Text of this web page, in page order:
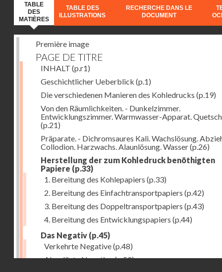
TABLE
DES
MATIÈRES
TABLE DES
ILLUSTRATIONS
RECHERCHE DANS LE
DOCUMENT
Première image
PAGE DE TITRE
INHALT (p.r1)
Geschichtlicher Ueberblick (p.1)
Die verschiedenen Manieren des Kohledrucks (p.19)
Von den Räumlichkeiten. - Dunkelzimmer.
Entwicklungszimmer. Warmwasser-Apparat.
(p.21)
Präparate. - Dichromsaures Kali. Wachslösung.
Collodion. Harzwachs. Alaunlösung. Wasser(p.26)
Herstellung der zum Kohledruck benöthigten
Papiere (p.33)
1. Bereitung des Kohlepapiers (p.33)
2. Bereitung des Einfachtransportpapiers (p.42)
3. Bereitung des Doppeltransportpapiers (p.43)
4. Bereitung des Entwicklungspapiers (p.44)
Das Negativ (p.45)
Verkehrte Negative(p.48)
Abgelöste Negative(p.50)